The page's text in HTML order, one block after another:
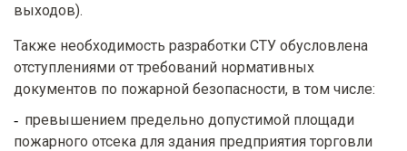
выходов).
Также необходимость разработки СТУ обусловлена
отступлениями от требований нормативных
документов по пожарной безопасности, в том числе:
превышением предельно допустимой площади
пожарного отсека для здания предприятия торговли